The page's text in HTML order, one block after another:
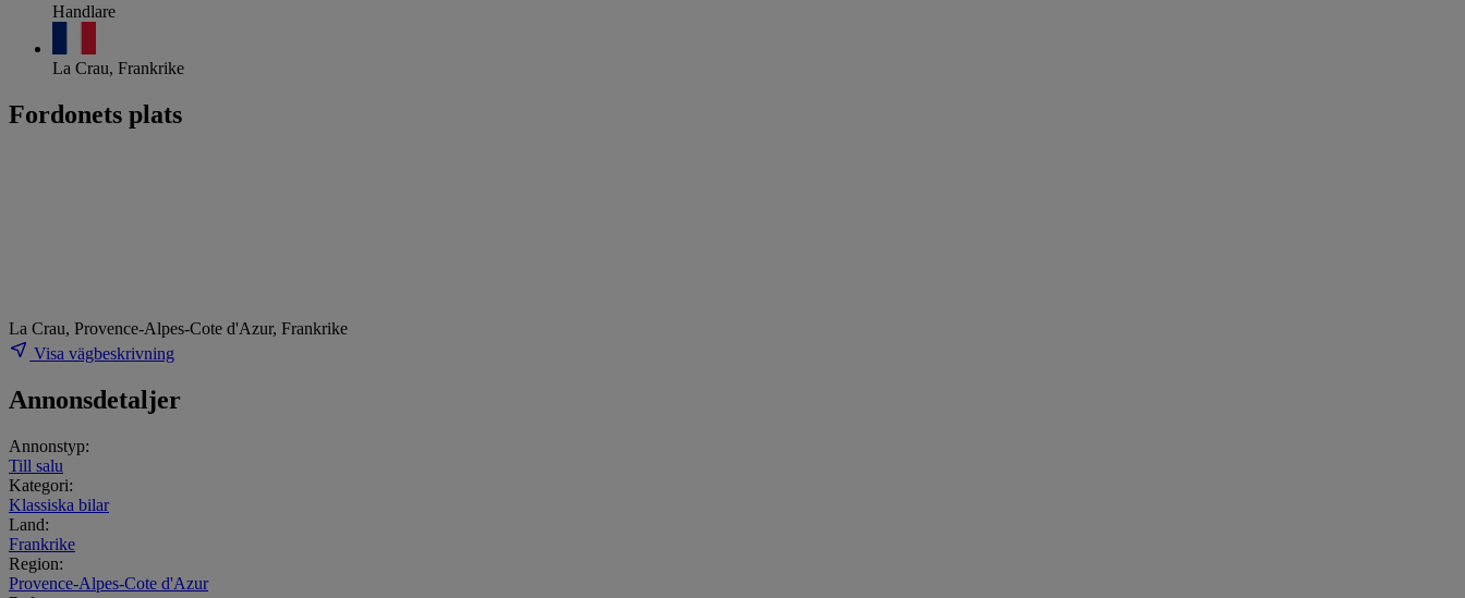
Handlare
La Crau, Frankrike
Fordonets plats
La Crau, Provence-Alpes-Cote d'Azur, Frankrike
Visa vägbeskrivning
Annonsdetaljer
Annonstyp:
Till salu
Kategori:
Klassiska bilar
Land:
Frankrike
Region:
Provence-Alpes-Cote d'Azur